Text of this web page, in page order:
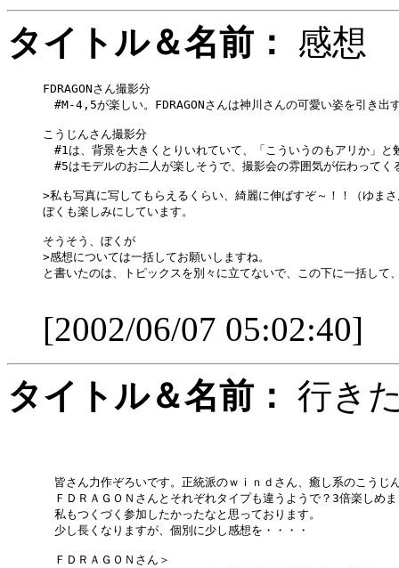
タイトル＆名前：
感
FDRAGONさん撮影分
#M-4,5が楽しい。FDRAGONさんは神川さんの可愛い姿を引き出
こうじんさん撮影分
#1は、背景を大きくとりいれていて、「こういうのもアリか」と
#5はモデルのお二人が楽しそうで、撮影会の雰囲気が伝わってく
>私も写真に写してもらえるくらい、綺麗に伸ばすぞ～！！（ゆま
ぼくも楽しみにしています。
そうそう、ぼくが
>感想については一括してお願いしますね。
と書いたのは、トピックスを別々に立てないで、この下に一括して
[2002/06/07 05:02:40]
タイトル＆名前： 行き
皆さん力作ぞろいです。正統派のｗｉｎｄさん、癒し系のこうじ
ＦＤＲＡＧＯＮさんとそれぞれタイプも違うようで？3倍楽しめ
私もつくづく参加したかったなと思っております。
少し長くなりますが、個別に少し感想を・・・・
ＦＤＲＡＧＯＮさん＞